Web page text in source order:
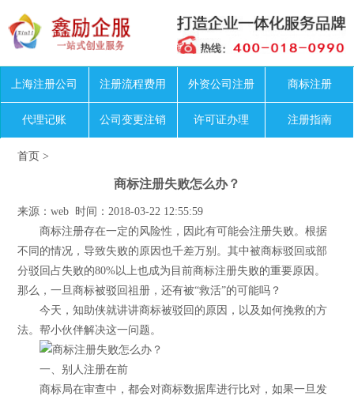
上海注册公司 注册流程费用 外资公司注册 商标注册
代理记账 公司变更注销 许可证办理 注册指南
首页 >
商标注册失败怎么办？
来源：web 时间：2018-03-22 12:55:59
商标注册存在一定的风险性，因此有可能会注册失败。根据
不同的情况，导致失败的原因也千差万别。其中被商标驳回或部
分驳回占失败的80%以上也成为目前商标注册失败的重要原因。
那么，一旦商标被驳回祖册，还有被“救活”的可能吗？
今天，知助侠就讲讲商标被驳回的原因，以及如何挽救的方
法。帮小伙伴解决这一问题。
一、别人注册在前
商标局在审查中，都会对商标数据库进行比对，如果一旦发